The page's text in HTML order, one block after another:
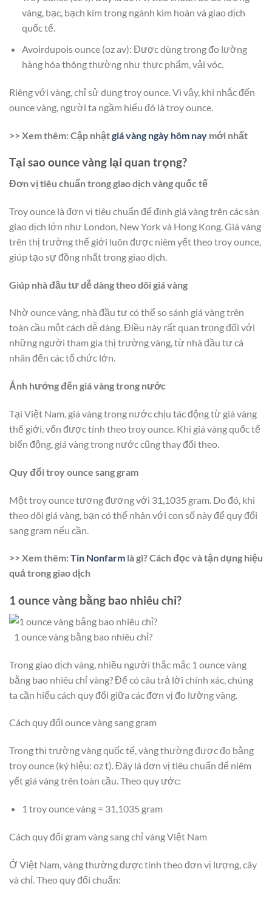
vàng, bạc, bạch kim trong ngành kim hoàn và giao dịch
quốc tế.
Avoirdupois ounce (oz av): Được dùng trong đo lường
hàng hóa thông thường như thực phẩm, vải vóc.
Riêng với vàng, chỉ sử dụng troy ounce. Vì vậy, khi nhắc đến
ounce vàng, người ta ngầm hiểu đó là troy ounce.
>> Xem thêm: Cập nhậtgiá vàng ngày hôm nay ​ mới nhất
Tại sao ounce vàng lại quan trọng?
Đơn vị tiêu chuẩn trong giao dịch vàng quốc tế
Troy ounce là đơn vị tiêu chuẩn để định giá vàng trên các sàn
giao dịch lớn như London, New York và Hong Kong. Giá vàng
trên thị trường thế giới luôn được niêm yết theo troy ounce,
giúp tạo sự đồng nhất trong giao dịch.
Giúp nhà đầu tư dễ dàng theo dõi giá vàng
Nhờ ounce vàng, nhà đầu tư có thể so sánh giá vàng trên
toàn cầu một cách dễ dàng. Điều này rất quan trọng đối với
những người tham gia thị trường vàng, từ nhà đầu tư cá
nhân đến các tổ chức lớn.
Ảnh hưởng đến giá vàng trong nước
Tại Việt Nam, giá vàng trong nước chịu tác động từ giá vàng
thế giới, vốn được tính theo troy ounce. Khi giá vàng quốc tế
biến động, giá vàng trong nước cũng thay đổi theo.
Quy đổi troy ounce sang gram
Một troy ounce tương đương với 31,1035 gram. Do đó, khi
theo dõi giá vàng, bạn có thể nhân với con số này để quy đổi
sang gram nếu cần.
>> Xem thêm:Tin Nonfarm là gì? Cách đọc và tận dụng hiệu
quả trong giao dịch
1 ounce vàng bằng bao nhiêu chỉ?
1 ounce vàng bằng bao nhiêu chỉ?
Trong giao dịch vàng, nhiều người thắc mắc 1 ounce vàng
bằng bao nhiêu chỉ vàng? Để có câu trả lời chính xác, chúng
ta cần hiểu cách quy đổi giữa các đơn vị đo lường vàng.
Cách quy đổi ounce vàng sang gram
Trong thị trường vàng quốc tế, vàng thường được đo bằng
troy ounce (ký hiệu: oz t). Đây là đơn vị tiêu chuẩn để niêm
yết giá vàng trên toàn cầu. Theo quy ước:
1 troy ounce vàng = 31,1035 gram
Cách quy đổi gram vàng sang chỉ vàng Việt Nam
Ở Việt Nam, vàng thường được tính theo đơn vị lượng, cây
và chỉ. Theo quy đổi chuẩn: